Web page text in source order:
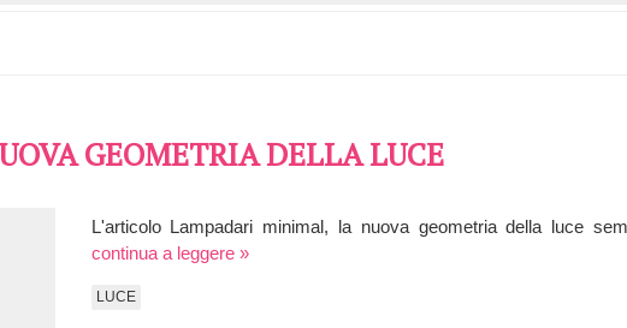
GEOMETRIA DELLA LUCE
L'articolo Lampadari minimal, la nuova geometria della luce
continua a leggere »
LUCE